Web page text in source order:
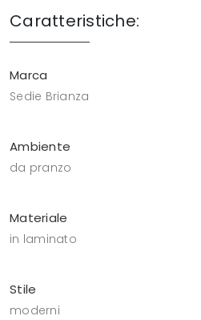
Caratteristiche:
Marca
Sedie Brianza
Ambiente
da pranzo
Materiale
in laminato
Stile
moderni